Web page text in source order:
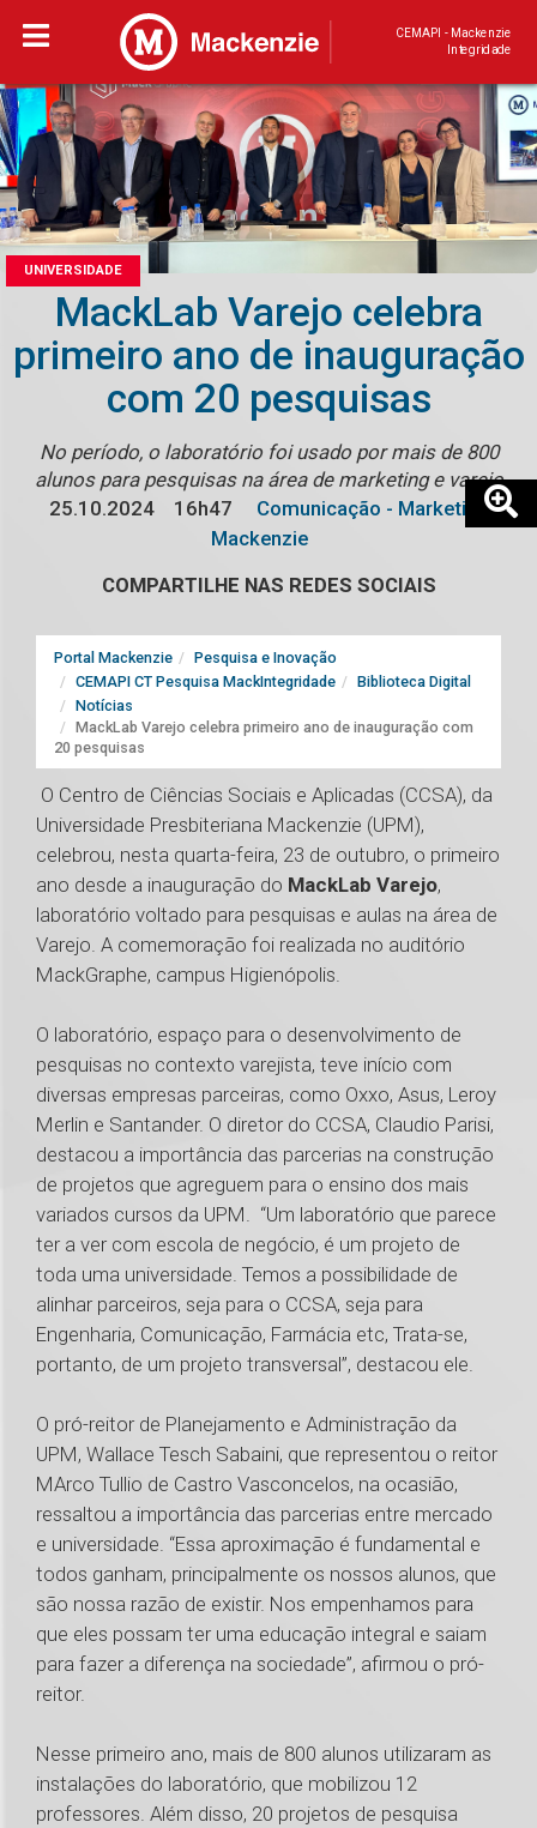
CEMAPI - Mackenzie
Integridade
UNIVERSIDADE
MackLab Varejo celebra
primeiro ano de inauguração
com 20 pesquisas
No período, o laboratório foi usado por mais de 800
alunos para pesquisas na área de marketing e varejo
25.10.2024
16h47
Comunicação - Marketing
Mackenzie
COMPARTILHE NAS REDES SOCIAIS
Portal Mackenzie
Pesquisa e Inovação
CEMAPI CT Pesquisa MackIntegridade
Biblioteca Digital
Notícias
MackLab Varejo celebra primeiro ano de inauguração com
20 pesquisas
O Centro de Ciências Sociais e Aplicadas (CCSA), da
Universidade Presbiteriana Mackenzie (UPM),
celebrou, nesta quarta-feira, 23 de outubro, o primeiro
ano desde a inauguração do MackLab Varejo,
laboratório voltado para pesquisas e aulas na área de
Varejo. A comemoração foi realizada no auditório
MackGraphe, campus Higienópolis.
O laboratório, espaço para o desenvolvimento de
pesquisas no contexto varejista, teve início com
diversas empresas parceiras, como Oxxo, Asus, Leroy
Merlin e Santander. O diretor do CCSA, Claudio Parisi,
destacou a importância das parcerias na construção
de projetos que agreguem para o ensino dos mais
variados cursos da UPM. “Um laboratório que parece
ter a ver com escola de negócio, é um projeto de
toda uma universidade. Temos a possibilidade de
alinhar parceiros, seja para o CCSA, seja para
Engenharia, Comunicação, Farmácia etc, Trata-se,
portanto, de um projeto transversal”, destacou ele.
O pró-reitor de Planejamento e Administração da
UPM, Wallace Tesch Sabaini, que representou o reitor
MArco Tullio de Castro Vasconcelos, na ocasião,
ressaltou a importância das parcerias entre mercado
e universidade. “Essa aproximação é fundamental e
todos ganham, principalmente os nossos alunos, que
são nossa razão de existir. Nos empenhamos para
que eles possam ter uma educação integral e saiam
para fazer a diferença na sociedade”, afirmou o pró-
reitor.
Nesse primeiro ano, mais de 800 alunos utilizaram as
instalações do laboratório, que mobilizou 12
professores. Além disso, 20 projetos de pesquisa